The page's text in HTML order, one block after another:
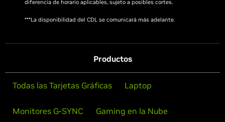
diferencia de horario aplicables, sujeto a posibles cortes.
***La disponibilidad del CDL se comunicará más adelante.
Productos
Todas las Tarjetas Gráficas Laptop
Monitores G-SYNC Gaming en la Nube